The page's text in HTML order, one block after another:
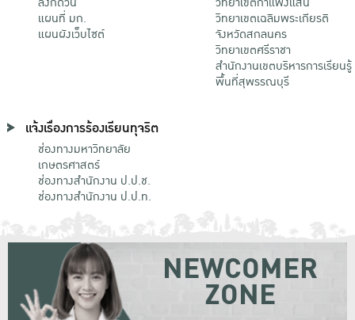
แผนที่ มก.
แผนผังเว็บไซต์
วิทยาเขตเฉลิมพระเกียรติ
จังหวัดสกลนคร
วิทยาเขตศรีราชา
สำนักงานเขตบริหารการเรียนรู้
พื้นที่สุพรรณบุรี
แจ้งเรื่องการร้องเรียนทุจริต
ช่องทางมหาวิทยาลัย
เกษตรศาสตร์
ช่องทางสำนักงาน ป.ป.ช.
ช่องทางสำนักงาน ป.ป.ท.
NEWCOMER
ZONE